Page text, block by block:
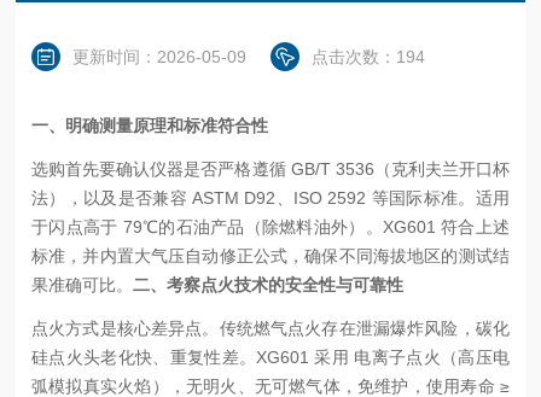
更新时间：2026-05-09 点击次数：194
一、明确测量原理和标准符合性
选购首先要确认仪器是否严格遵循 GB/T 3536（克利夫兰开口杯
法），以及是否兼容 ASTM D92、ISO 2592 等国际标准。适用
于闪点高于 79℃的石油产品（除燃料油外）。XG601 符合上述
标准，并内置大气压自动修正公式，确保不同海拔地区的测试结
果准确可比。二、考察点火技术的安全性与可靠性
点火方式是核心差异点。传统燃气点火存在泄漏爆炸风险，碳化
硅点火头老化快、重复性差。XG601 采用 电离子点火（高压电
弧模拟真实火焰），无明火、无可燃气体，免维护，使用寿命 ≥